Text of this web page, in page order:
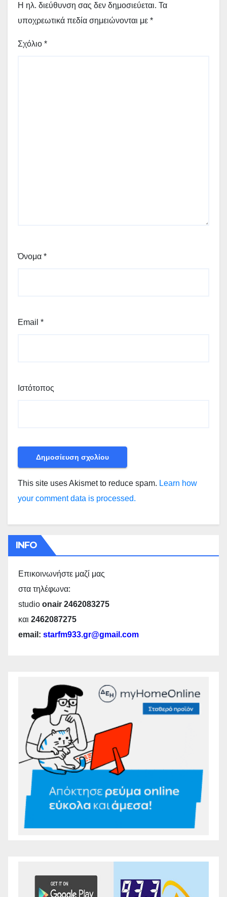
Η ηλ. διεύθυνση σας δεν δημοσιεύεται. Τα
υποχρεωτικά πεδία σημειώνονται με *
Σχόλιο *
Όνομα *
Email *
Ιστότοπος
This site uses Akismet to reduce spam. Learn how
your comment data is processed.
INFO
Επικοινωνήστε μαζί μας
στα τηλέφωνα:
studio onair 2462083275
και 2462087275
email: starfm933.gr@gmail.com